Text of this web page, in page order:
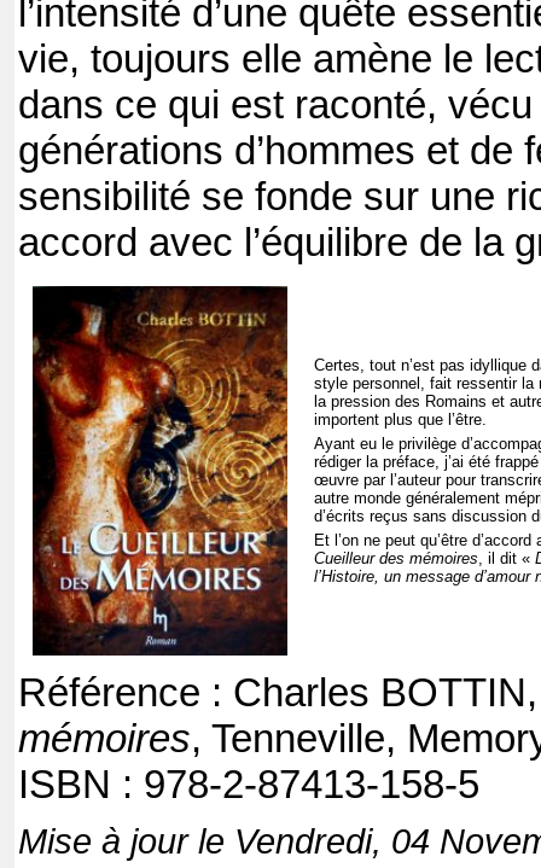
l’intensité d’une quête
vie, toujours elle amène le
dans ce qui est raconté,
générations d’hommes et de
sensibilité se fonde sur une
accord avec l’équilibre de la
Certes, tout n’est pas idyllique
style personnel, fait ressentir la
la pression des Romains et
importent plus que l’être.
Ayant eu le privilège
rédiger la préface, j’ai été
œuvre par l’auteur pour
autre monde généralement
d’écrits reçus sans discussion
Et l’on ne peut qu’être
Cueilleur des mémoires, il dit «
l’Histoire, un message
Référence : Charles
mémoires, Tenneville,
ISBN : 978-2-87413-158-5
Mise à jour le Vendredi, 04